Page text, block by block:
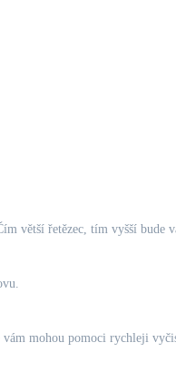
větší řetězec, tím vyšší bude
mohou pomoci rychleji